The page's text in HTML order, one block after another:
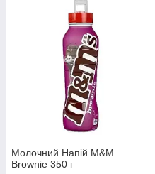
Молочний Напій M&M
Brownie 350 г